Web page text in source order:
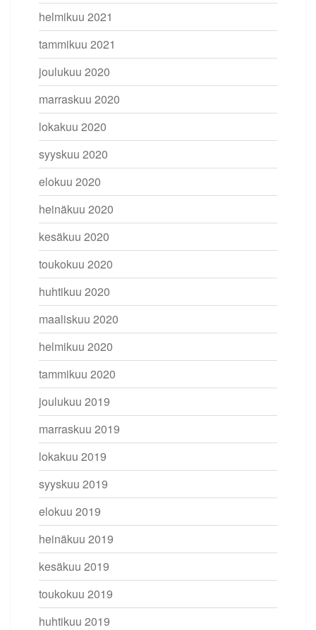
helmikuu 2021
tammikuu 2021
joulukuu 2020
marraskuu 2020
lokakuu 2020
syyskuu 2020
elokuu 2020
heinäkuu 2020
kesäkuu 2020
toukokuu 2020
huhtikuu 2020
maaliskuu 2020
helmikuu 2020
tammikuu 2020
joulukuu 2019
marraskuu 2019
lokakuu 2019
syyskuu 2019
elokuu 2019
heinäkuu 2019
kesäkuu 2019
toukokuu 2019
huhtikuu 2019